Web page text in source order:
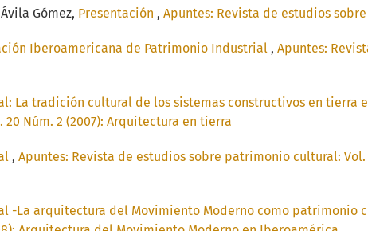
Gómez, Presentación , Apuntes: Revista de estudios
Iberoamericana de Patrimonio Industrial , Apuntes:
La tradición cultural de los sistemas constructivos en tierra
Núm. 2 (2007): Arquitectura en tierra
, Apuntes: Revista de estudios sobre patrimonio cultural: Vol.
-La arquitectura del Movimiento Moderno como patrimonio